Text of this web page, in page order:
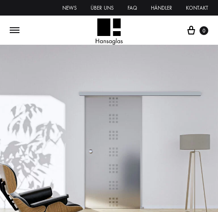
NEWS ÜBER UNS FAQ HÄNDLER KONTAKT
0